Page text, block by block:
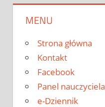
MENU
Strona główna
Kontakt
Facebook
Panel nauczyciela
e-Dziennik